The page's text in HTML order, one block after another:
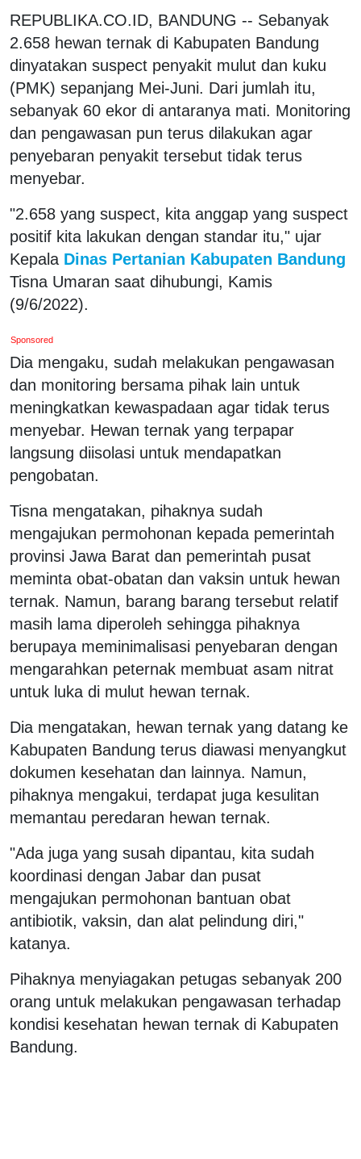
REPUBLIKA.CO.ID, BANDUNG -- Sebanyak
2.658 hewan ternak di Kabupaten Bandung
dinyatakan suspect penyakit mulut dan kuku
(PMK) sepanjang Mei-Juni. Dari jumlah itu,
sebanyak 60 ekor di antaranya mati. Monitoring
dan pengawasan pun terus dilakukan agar
penyebaran penyakit tersebut tidak terus
menyebar.
"2.658 yang suspect, kita anggap yang suspect
positif kita lakukan dengan standar itu," ujar
Kepala Dinas Pertanian Kabupaten Bandung
Tisna Umaran saat dihubungi, Kamis
(9/6/2022).
Sponsored
Dia mengaku, sudah melakukan pengawasan
dan monitoring bersama pihak lain untuk
meningkatkan kewaspadaan agar tidak terus
menyebar. Hewan ternak yang terpapar
langsung diisolasi untuk mendapatkan
pengobatan.
Tisna mengatakan, pihaknya sudah
mengajukan permohonan kepada pemerintah
provinsi Jawa Barat dan pemerintah pusat
meminta obat-obatan dan vaksin untuk hewan
ternak. Namun, barang barang tersebut relatif
masih lama diperoleh sehingga pihaknya
berupaya meminimalisasi penyebaran dengan
mengarahkan peternak membuat asam nitrat
untuk luka di mulut hewan ternak.
Dia mengatakan, hewan ternak yang datang ke
Kabupaten Bandung terus diawasi menyangkut
dokumen kesehatan dan lainnya. Namun,
pihaknya mengakui, terdapat juga kesulitan
memantau peredaran hewan ternak.
"Ada juga yang susah dipantau, kita sudah
koordinasi dengan Jabar dan pusat
mengajukan permohonan bantuan obat
antibiotik, vaksin, dan alat pelindung diri,"
katanya.
Pihaknya menyiagakan petugas sebanyak 200
orang untuk melakukan pengawasan terhadap
kondisi kesehatan hewan ternak di Kabupaten
Bandung.